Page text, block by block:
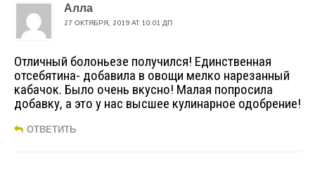
Алла
27 ОКТЯБРЯ, 2019 AT 10:01 ДП
Отличный болоньезе получился! Единственная
отсебятина- добавила в овощи мелко нарезанный
кабачок. Было очень вкусно! Малая попросила
добавку, а это у нас высшее кулинарное одобрение!
ОТВЕТИТЬ